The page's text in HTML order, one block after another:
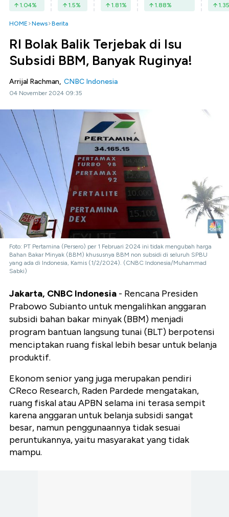
1.04% 1.5% 1.81% 1.88% 1.35
HOME News Berita
RI Bolak Balik Terjebak di Isu
Subsidi BBM, Banyak Ruginya!
Arrijal Rachman, CNBC Indonesia
04 November 2024 09:35
Foto: PT Pertamina (Persero) per 1 Februari 2024 ini tidak mengubah harga
Bahan Bakar Minyak (BBM) khususnya BBM non subsidi di seluruh SPBU
yang ada di Indonesia, Kamis (1/2/2024). (CNBC Indonesia/Muhammad
Sabki)
Jakarta, CNBC Indonesia - Rencana Presiden
Prabowo Subianto untuk mengalihkan anggaran
subsidi bahan bakar minyak (BBM) menjadi
program bantuan langsung tunai (BLT) berpotensi
menciptakan ruang fiskal lebih besar untuk belanja
produktif.
Ekonom senior yang juga merupakan pendiri
CReco Research, Raden Pardede mengatakan,
ruang fiskal atau APBN selama ini terasa sempit
karena anggaran untuk belanja subsidi sangat
besar, namun penggunaannya tidak sesuai
peruntukannya, yaitu masyarakat yang tidak
mampu.